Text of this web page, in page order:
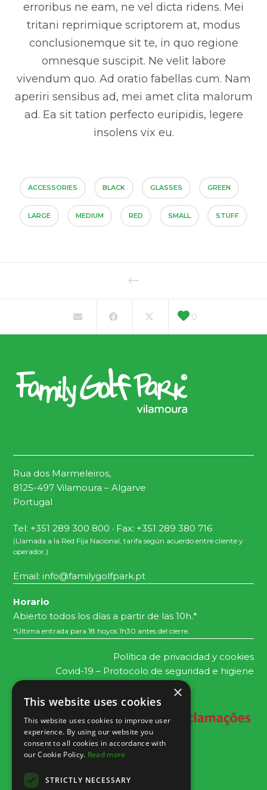
erroribus ne eam, ne vel dicta ridens. Mei
tritani reprimique scriptorem at, modus
conclusionemque sit te, in quo regione
omnesque suscipit. Ne velit labore
vivendum quo. Ad oratio fabellas cum. Nam
aperiri sensibus ad, mei amet clita malorum
ad. Ea sit tation perfecto euripidis, legere
insolens vix eu.
ACCESSORIES BLACK GLASSES GREEN
LARGE MEDIUM RED SMALL STUFF
0
Rua dos Marmeleiros,
8125-497 Vilamoura – Algarve
Portugal
Tel: +351 289 300 800 · Fax: +351 289 380 716
(Llamada a la Red Fija Nacional, tarifa según acuerdo entre cliente y
operador.)
Email:info@familygolfpark.pt
Horario
Abierto todos los días a partir de las 10h.*
*Última entrada para 18 hoyos 1h30 antes del cierre.
Política de privacidad y cookies
Covid-19 – Protocolo de seguridad e higiene
×
This website uses cookies
This website uses cookies to improve user
experience. By using our website you
consent to all cookies in accordance with
our Cookie Policy. Read more
STRICTLY NECESSARY